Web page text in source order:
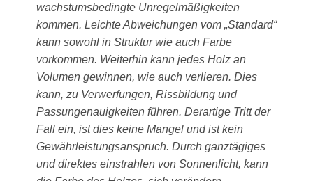
wachstumsbedingte Unregelmäßigkeiten
kommen. Leichte Abweichungen vom „Standard“
kann sowohl in Struktur wie auch Farbe
vorkommen. Weiterhin kann jedes Holz an
Volumen gewinnen, wie auch verlieren. Dies
kann, zu Verwerfungen, Rissbildung und
Passungenauigkeiten führen. Derartige Tritt der
Fall ein, ist dies keine Mangel und ist kein
Gewährleistungsanspruch. Durch ganztägiges
und direktes einstrahlen von Sonnenlicht, kann